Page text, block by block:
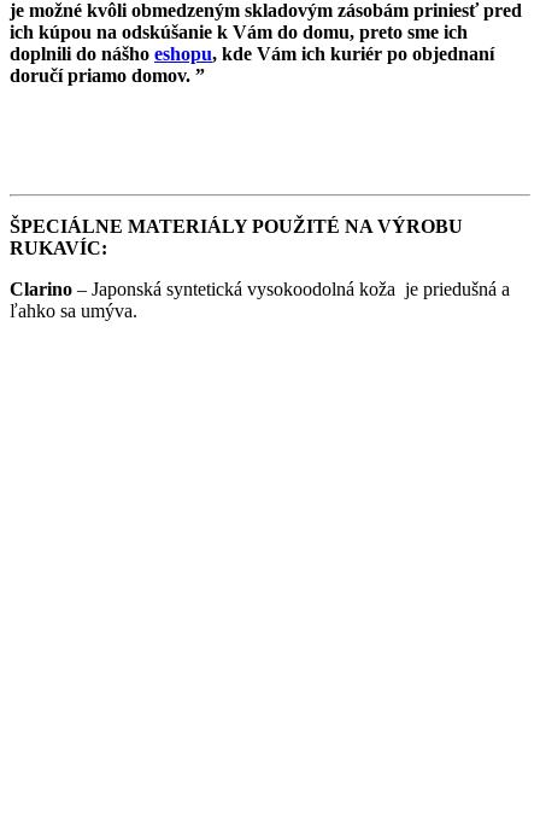
je možné kvôli obmedzeným skladovým zásobám priniesť pred
ich kúpou na odskúšanie k Vám do domu, preto sme ich
doplnili do nášho eshopu, kde Vám ich kuriér po objednaní
doručí priamo domov. ”
ŠPECIÁLNE MATERIÁLY POUŽITÉ NA VÝROBU
RUKAVÍC:
Clarino – Japonská syntetická vysokoodolná koža je priedušná a
ľahko sa umýva.